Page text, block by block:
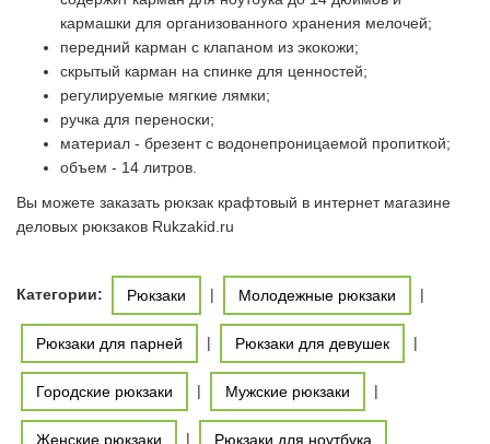
кармашки для организованного хранения мелочей;
передний карман с клапаном из экокожи;
скрытый карман на спинке для ценностей;
регулируемые мягкие лямки;
ручка для переноски;
материал - брезент с водонепроницаемой пропиткой;
объем - 14 литров.
Вы можете заказать рюкзак крафтовый в интернет магазине
деловых рюкзаков Rukzakid.ru
Категории: Рюкзаки | Молодежные рюкзаки |
Рюкзаки для парней | Рюкзаки для девушек |
Городские рюкзаки | Мужские рюкзаки |
Женские рюкзаки | Рюкзаки для ноутбука